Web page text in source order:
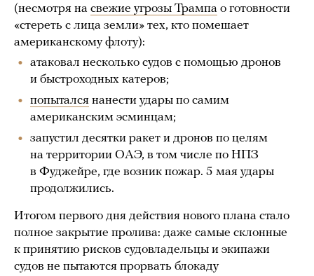
(несмотря на свежие угрозы Трампа о готовности
«стереть с лица земли» тех, кто помешает
американскому флоту):
атаковал несколько судов с помощью дронов
и быстроходных катеров;
попытался нанести удары по самим
американским эсминцам;
запустил десятки ракет и дронов по целям
на территории ОАЭ, в том числе по НПЗ
в Фуджейре, где возник пожар. 5 мая удары
продолжились.
Итогом первого дня действия нового плана стало
полное закрытие пролива: даже самые склонные
к принятию рисков судовладельцы и экипажи
судов не пытаются прорвать блокаду